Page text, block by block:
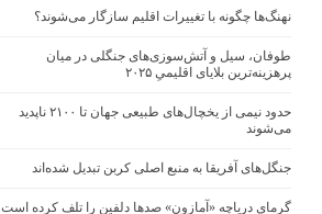
نهنگ‌ها چگونه با تغییرات اقلیم سازگار می‌شوند؟
طوفان، سیل و آتش‌سوزی‌های جنگلی در میان
پرهزینه‌ترین بلایای اقلیمیِ ۲۰۲۵
حدود نیمی از یخچال‌های طبیعی جهان تا ۲۱۰۰ ناپدید
می‌شوند
جنگل‌های آفریقا به منبع اصلی کربن تبدیل شده‌اند
گرمای دریاچه «آمازون» صدها دلفین را تلف کرده است